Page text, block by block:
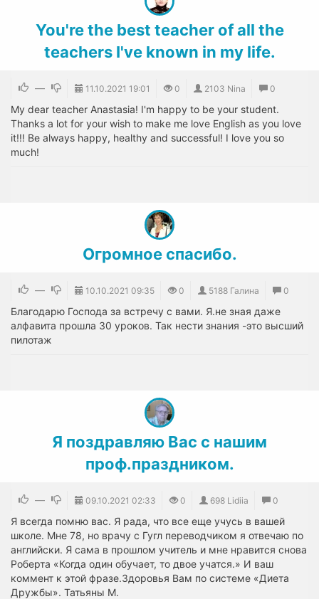
You're the best teacher of all the
teachers I've known in my life.
— 11.10.2021 19:01 0 2103 Nina 0
My dear teacher Anastasia! I'm happy to be your student.
Thanks a lot for your wish to make me love English as you love
it!!! Be always happy, healthy and successful! I love you so
much!
Огромное спасибо.
— 10.10.2021 09:35 0 5188 Галина 0
Благодарю Господа за встречу с вами. Я.не зная даже
алфавита прошла 30 уроков. Так нести знания -это высший
пилотаж
Я поздравляю Вас с нашим
проф.праздником.
— 09.10.2021 02:33 0 698 Lidiia 0
Я всегда помню вас. Я рада, что все еще учусь в вашей
школе. Мне 78, но врачу с Гугл переводчиком я отвечаю по
английски. Я сама в прошлом учитель и мне нравится снова
Роберта «Когда один обучает, то двое учатся.» И ваш
коммент к этой фразе.Здоровья Вам по системе «Диета
Дружбы». Татьяны М.